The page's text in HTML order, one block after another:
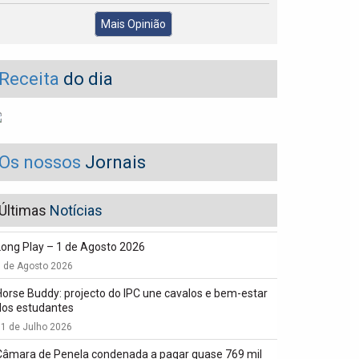
Mais Opinião
do dia
nossos Jornais
Notícias
Play – 1 de Agosto 2026
de Agosto 2026
Buddy: projecto do IPC une cavalos e bem-estar
estudantes
de Julho 2026
de Penela condenada a pagar quase 769 mil